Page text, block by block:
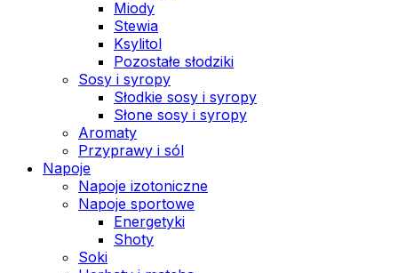
Miody
Stewia
Ksylitol
Pozostałe słodziki
Sosy i syropy
Słodkie sosy i syropy
Słone sosy i syropy
Aromaty
Przyprawy i sól
Napoje
Napoje izotoniczne
Napoje sportowe
Energetyki
Shoty
Soki